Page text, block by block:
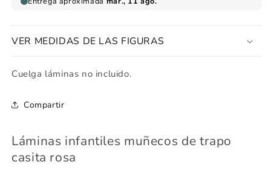
VER MEDIDAS DE LAS FIGURAS
Cuelga láminas no incluido.
Compartir
Láminas infantiles muñecos de trapo
casita rosa